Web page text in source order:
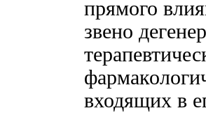
прямого
звено
входящих в